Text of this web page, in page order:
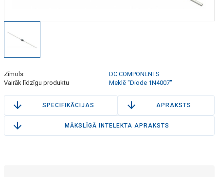
Zīmols
DC COMPONENTS
Vairāk līdzīgu produktu
Meklē "Diode 1N4007"
SPECIFIKĀCIJAS APRAKSTS
MĀKSLĪGĀ INTELEKTA APRAKSTS